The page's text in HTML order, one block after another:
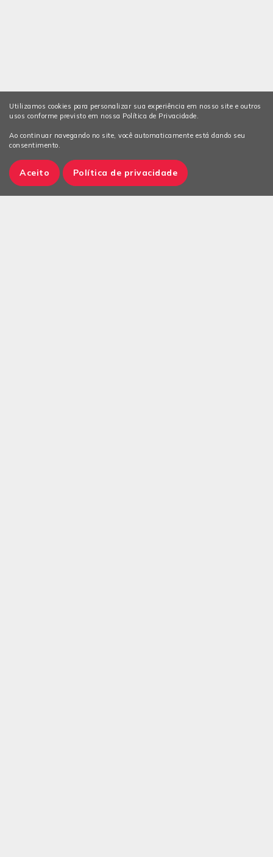
Utilizamos cookies para personalizar sua experiência em nosso site e outros
usos conforme previsto em nossa Política de Privacidade.
Ao continuar navegando no site, você automaticamente está dando seu
consentimento.
Aceito Política de privacidade